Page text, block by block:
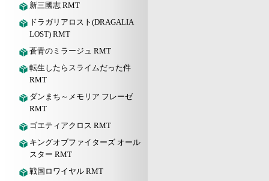
新三國志 RMT
ドラガリアロスト(DRAGALIA
LOST) RMT
蒼青のミラージュ RMT
転生したらスライムだった件
RMT
ダンまち～メモリア フレーゼ
RMT
ゴエティアクロス RMT
キングオブファイターズ オール
スター RMT
戦国ロワイヤル RMT